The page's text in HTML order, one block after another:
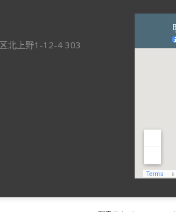
北上野1-12-4 303